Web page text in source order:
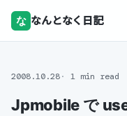
な なんとなく日記
2008.10.28 1 min read
Jpmobile で